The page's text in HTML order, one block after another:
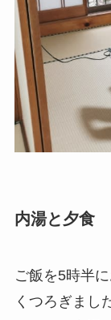
内湯と夕食
ご飯を5時半
くつろぎまし